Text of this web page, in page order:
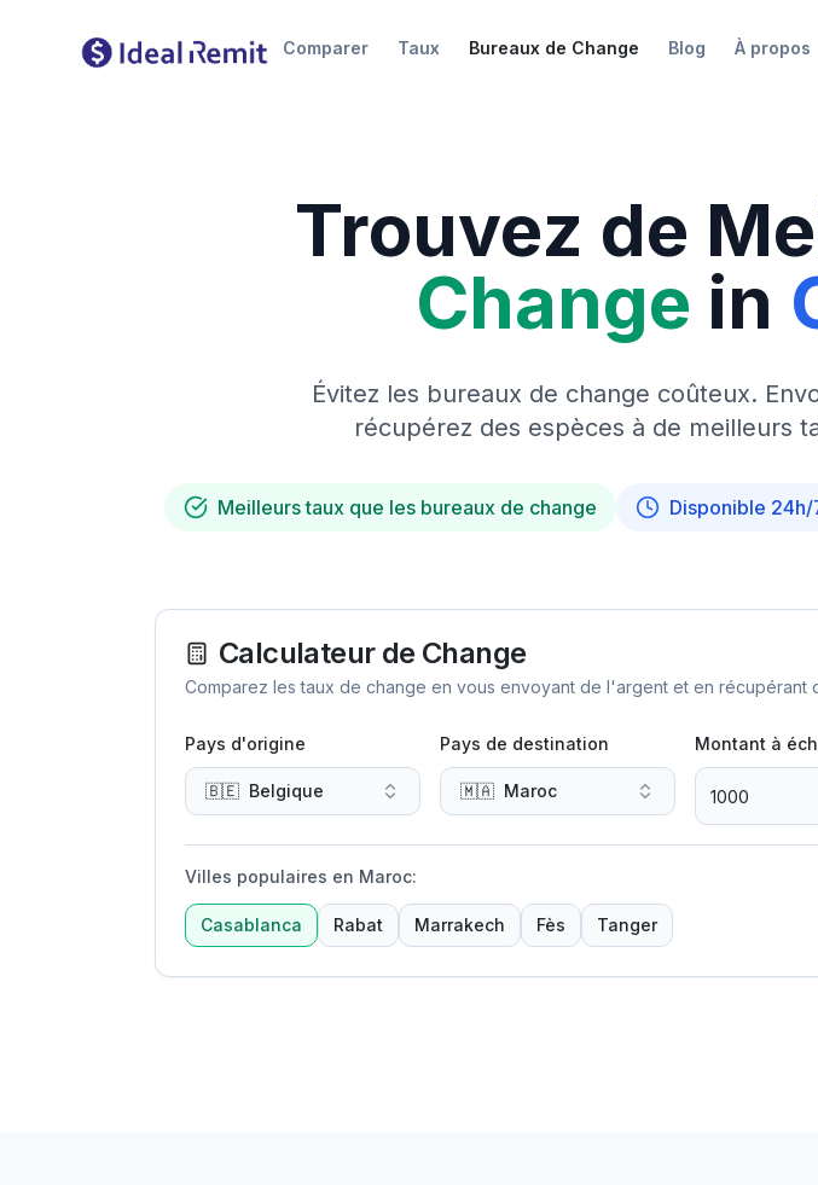
Comparer Taux Bureaux de Change Blog À propos
Trouvez de
Change in
Évitez les bureaux de change coûteux.
récupérez des espèces à de meilleurs
Meilleurs taux que les bureaux de change Disponible
Calculateur de Change
Comparez les taux de change en vous envoyant de l'argent et en récupérant
Pays d'origine
🇧🇪 Belgique
Pays de destination
🇲🇦 Maroc
Montant à
Villes populaires en Maroc:
Casablanca Rabat Marrakech Fès Tanger